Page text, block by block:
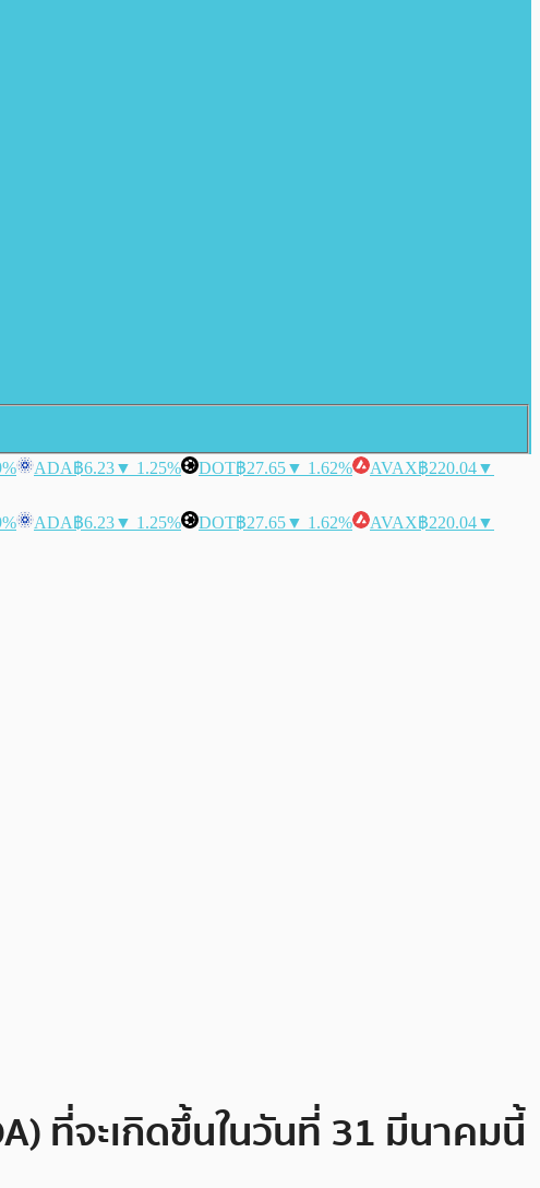
ADA฿6.23▼ 1.25% DOT฿27.65▼ 1.62% AVAX฿220.04▼
ADA฿6.23▼ 1.25% DOT฿27.65▼ 1.62% AVAX฿220.04▼
ที่จะเกิดขึ้นในวันที่ 31 มีนาคมนี้